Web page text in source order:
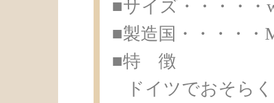
■サイズ・・・・・
■製造国・・・・・
■特 徴
ドイツでおそら